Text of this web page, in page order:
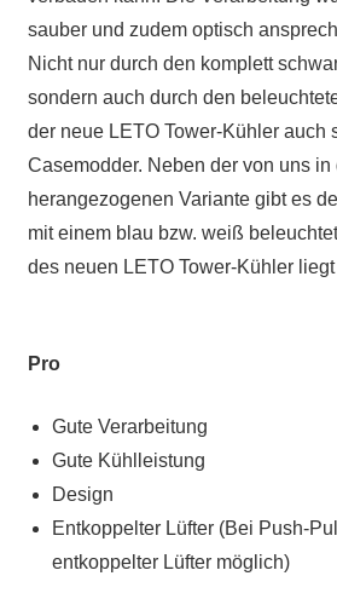
sauber und zudem optisch
Nicht nur durch den komplett
sondern auch durch den
der neue LETO Tower-Kühler auch
Casemodder. Neben der von uns in
herangezogenen Variante gibt es
mit einem blau bzw. weiß
des neuen LETO Tower-Kühler
Pro
Gute Verarbeitung
Gute Kühlleistung
Design
Entkoppelter Lüfter (Bei Push-
entkoppelter Lüfter möglich)